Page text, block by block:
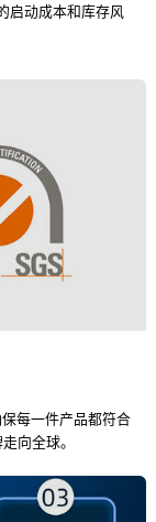
启动成本和库存风
每一件产品都符合
向全球。